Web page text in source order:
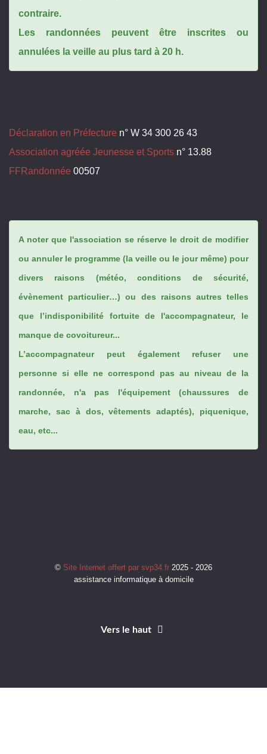
contraire.
Les randonnées peuvent être inscrites ou
annulées la veille au plus tard à 20 h.
Déclaration en Préfecture n° W 34 300 26 43
Association agréée Jeunesse et Sports n° 13.88
FFRandonnée 00507
A noter que l'association se réserve le droit de modifier
ou annuler le programme (la veille ou le jour même) pour
divers raisons (météo, conditions de sécurité,
évènement particulier…) ou des raisons autres telles
que l’indisponibilité fortuite de l'accompagnateur, le
manque de covoitureur...
L’accompagnateur peut également refuser une
personne si elle ne correspond pas au niveau de la
randonnée, n'a pas l'équipement (chaussures de
marche, sac à dos, vêtements adaptés), piquenique,
eau, etc...
© Site Internet offert par svp34.fr 2025 - 2026
assistance informatique à domicile
Vers le haut